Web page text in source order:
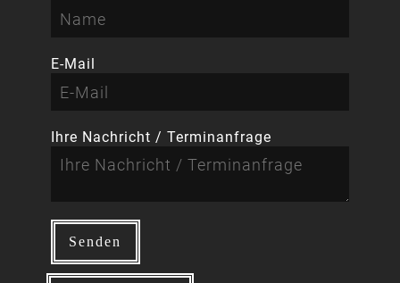
E-Mail
Ihre Nachricht / Terminanfrage